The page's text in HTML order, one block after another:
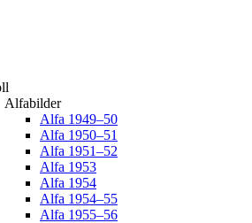
Alfabilder
Alfa 1949–50
Alfa 1950–51
Alfa 1951–52
Alfa 1953
Alfa 1954
Alfa 1954–55
Alfa 1955–56